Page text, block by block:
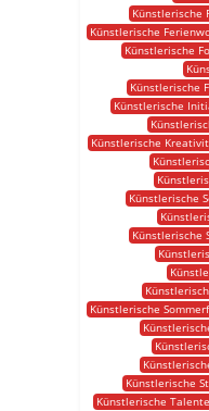
Künstlerische
Künstlerische
Künstlerische
Künstlerische
Künstlerische
Künstlerische
Künstlerische
Künstlerische
Künstlerische
Künstlerische
Künstlerische